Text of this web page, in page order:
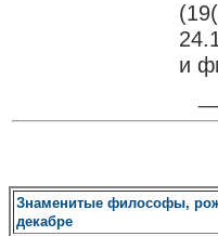
и
Знаменитые философы,
декабре